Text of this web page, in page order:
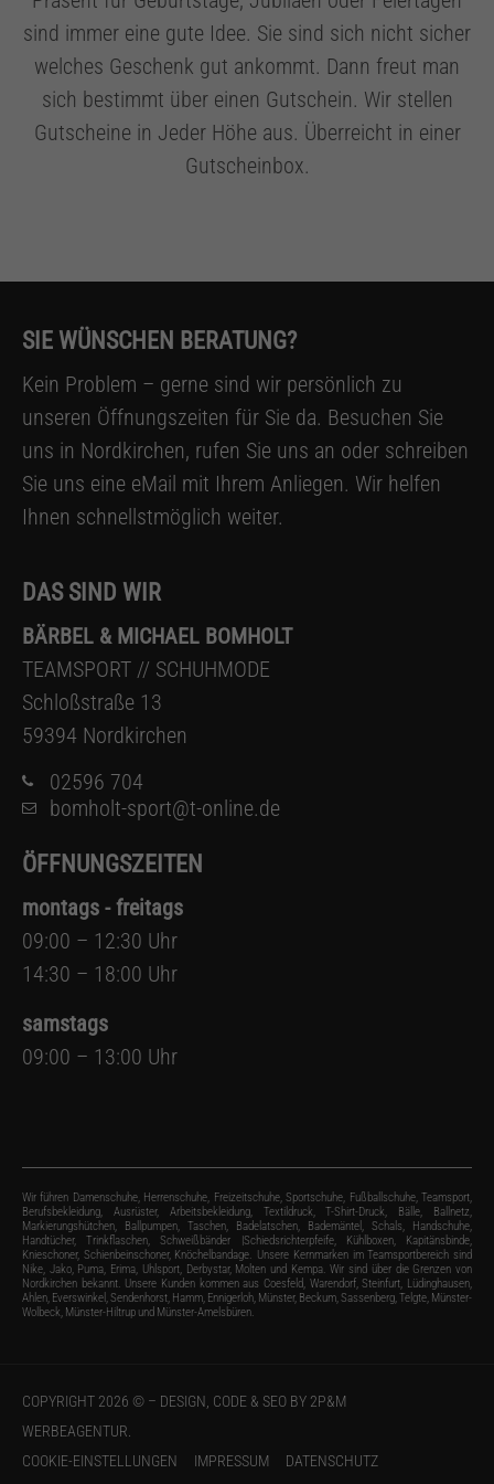
Drop us a line
info@yourdomain.com
About us
Aenean commodo ligula eget dolor. Aenean
magnis dis parturient montes, nascetur
ridiculus mus. Donec quam felis, ultricies
nec.
sind immer eine gute Idee. Sie sind sich nicht sicher
welches Geschenk gut ankommt. Dann freut man
sich bestimmt über einen Gutschein. Wir stellen
Gutscheine in Jeder Höhe aus. Überreicht in einer
Gutscheinbox.
SIE WÜNSCHEN BERATUNG?
Kein Problem – gerne sind wir persönlich zu
unseren Öffnungszeiten für Sie da. Besuchen Sie
uns in Nordkirchen, rufen Sie uns an oder schreiben
Sie uns eine eMail mit Ihrem Anliegen. Wir helfen
Ihnen schnellstmöglich weiter.
DAS SIND WIR
BÄRBEL & MICHAEL BOMHOLT
TEAMSPORT // SCHUHMODE
Schloßstraße 13
59394 Nordkirchen
02596 704
bomholt-sport@t-online.de
ÖFFNUNGSZEITEN
montags - freitags
09:00 – 12:30 Uhr
14:30 – 18:00 Uhr
samstags
09:00 – 13:00 Uhr
Wir führen Damenschuhe, Herrenschuhe, Freizeitschuhe, Sportschuhe, Fußballschuhe, Teamsport,
Berufsbekleidung, Ausrüster, Arbeitsbekleidung, Textildruck, T-Shirt-Druck, Bälle, Ballnetz,
Markierungshütchen, Ballpumpen, Taschen, Badelatschen, Bademäntel, Schals, Handschuhe,
Handtücher, Trinkflaschen, Schweißbänder |Schiedsrichterpfeife, Kühlboxen, Kapitänsbinde,
Knieschoner, Schienbeinschoner, Knöchelbandage. Unsere Kernmarken im Teamsportbereich sind
Nike, Jako, Puma, Erima, Uhlsport, Derbystar, Molten und Kempa. Wir sind über die Grenzen von
Nordkirchen bekannt. Unsere Kunden kommen aus Coesfeld, Warendorf, Steinfurt, Lüdinghausen,
Ahlen, Everswinkel, Sendenhorst, Hamm, Ennigerloh, Münster, Beckum, Sassenberg, Telgte, Münster-
Wolbeck, Münster-Hiltrup und Münster-Amelsbüren.
COPYRIGHT 2026 © – DESIGN, CODE & SEO BY 2P&M
WERBEAGENTUR.
COOKIE-EINSTELLUNGEN
IMPRESSUM DATENSCHUTZ